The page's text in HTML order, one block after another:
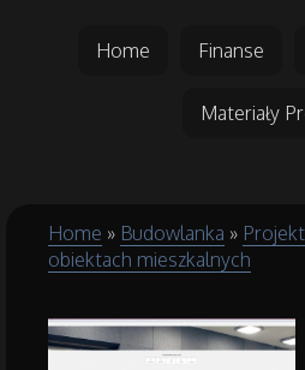
Home Finanse
Materiały
Home » Budowlanka »
obiektach mieszkalnych